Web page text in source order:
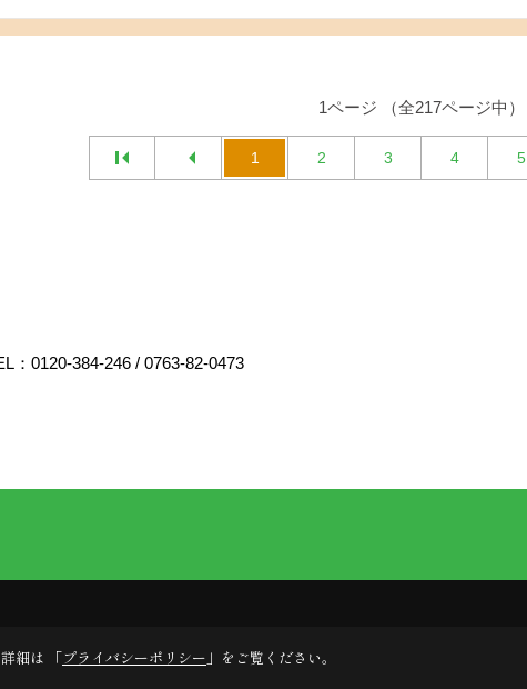
1ページ （全217ページ中）
1 2 3 4 5
： 0120-384-246 / 0763-82-0473
細は 「プライバシーポリシー 」をご覧ください。